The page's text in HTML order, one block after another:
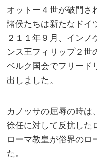
オットー４世が破門さ
諸侯たちは新たなドイ
２１１年９月、インノ
ンス王フィリップ２世
ベルク国会でフリード
出しました。
カノッサの屈辱の時は
徐任に対して反抗した
ローマ教皇が俗界のロ
た。